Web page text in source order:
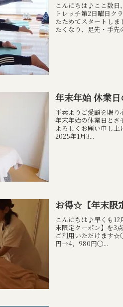
こんにちは♪ここ数日
トレッチ第2日曜日ク
たためてスタートし
たくなり、足先・手先
年末年始 休業
平素よりご愛顧を賜り
年末年始の休業日と
よろしくお願い申し
2025年1月3...
お得☆【年末限
こんにちは♪早くも12
末限定クーポン】を3
ご利用いただけます
円→4，980円〇...